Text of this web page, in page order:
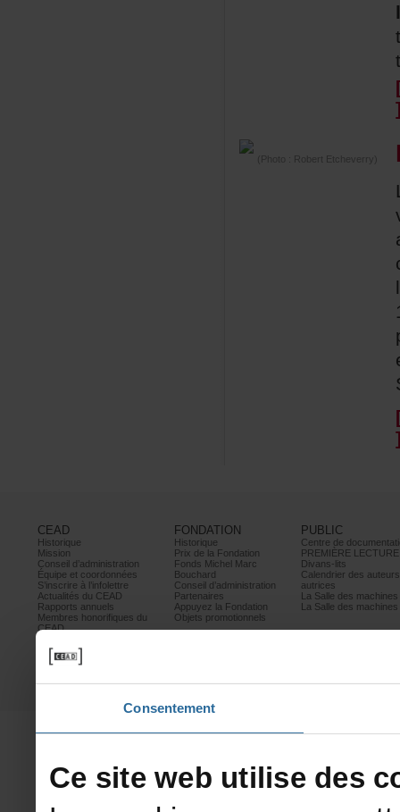
Consentement
(Photo:RobertEtcheverry)
CEAD
Historique
Mission
Conseild’administration
Équipeetcoordonnées
S’inscrireàl’infolettre
ActualitésduCEAD
Rapportsannuels
Membreshonorifiquesdu
CEAD
harcèlement
Politiquedeconfidentialité
Partenaires
FONDATION
Historique
PrixdelaFondation
FondsMichelMarc
Bouchard
Conseild’administration
Partenaires
AppuyezlaFondation
Objetspromotionnels
PUBLIC
PREMIÈRELECTURE
Divans-lits
autrices